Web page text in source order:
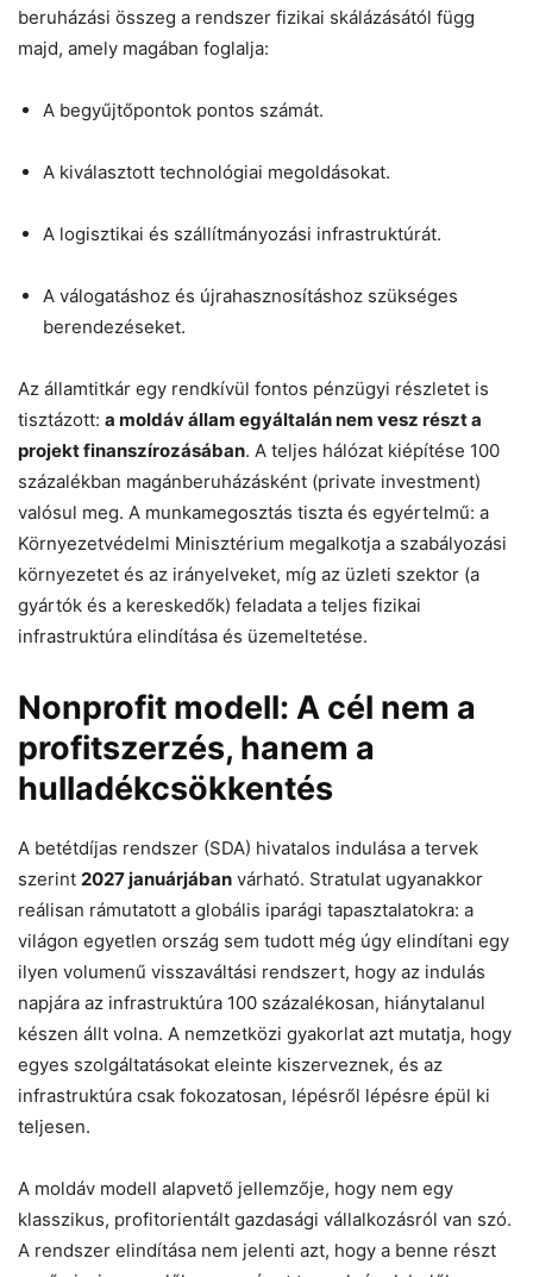
beruházási összeg a rendszer fizikai skálázásától függ
majd, amely magában foglalja:
A begyűjtőpontok pontos számát.
A kiválasztott technológiai megoldásokat.
A logisztikai és szállítmányozási infrastruktúrát.
A válogatáshoz és újrahasznosításhoz szükséges
berendezéseket.
Az államtitkár egy rendkívül fontos pénzügyi részletet is
tisztázott: a moldáv állam egyáltalán nem vesz részt a
projekt finanszírozásában. A teljes hálózat kiépítése 100
százalékban magánberuházásként (private investment)
valósul meg. A munkamegosztás tiszta és egyértelmű: a
Környezetvédelmi Minisztérium megalkotja a szabályozási
környezetet és az irányelveket, míg az üzleti szektor (a
gyártók és a kereskedők) feladata a teljes fizikai
infrastruktúra elindítása és üzemeltetése.
Nonprofit modell: A cél nem a
profitszerzés, hanem a
hulladékcsökkentés
A betétdíjas rendszer (SDA) hivatalos indulása a tervek
szerint 2027 januárjában várható. Stratulat ugyanakkor
reálisan rámutatott a globális iparági tapasztalatokra: a
világon egyetlen ország sem tudott még úgy elindítani egy
ilyen volumenű visszaváltási rendszert, hogy az indulás
napjára az infrastruktúra 100 százalékosan, hiánytalanul
készen állt volna. A nemzetközi gyakorlat azt mutatja, hogy
egyes szolgáltatásokat eleinte kiszerveznek, és az
infrastruktúra csak fokozatosan, lépésről lépésre épül ki
teljesen.
A moldáv modell alapvető jellemzője, hogy nem egy
klasszikus, profitorientált gazdasági vállalkozásról van szó.
A rendszer elindítása nem jelenti azt, hogy a benne részt